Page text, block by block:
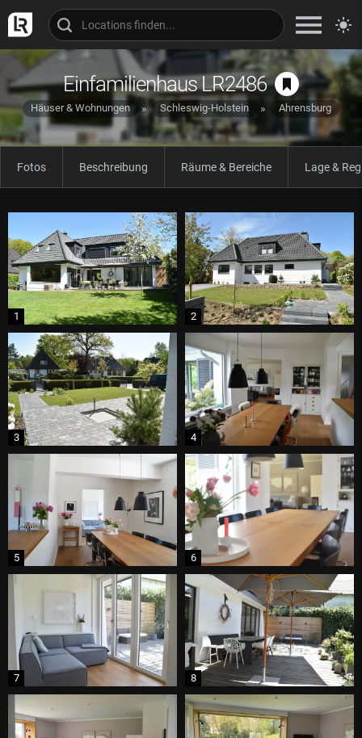
Einfamilienhaus LR2486
Häuser & Wohnungen Schleswig-Holstein Ahrensburg
Fotos Beschreibung Räume & Bereiche Lage &